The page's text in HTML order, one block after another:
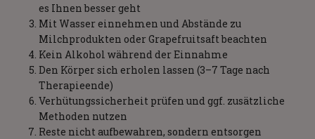
es Ihnen besser geht
Mit Wasser einnehmen und Abstände zu
Milchprodukten oder Grapefruitsaft beachten
Kein Alkohol während der Einnahme
Den Körper sich erholen lassen (3–7 Tage nach
Therapieende)
Verhütungssicherheit prüfen und ggf. zusätzliche
Methoden nutzen
Reste nicht aufbewahren, sondern entsorgen